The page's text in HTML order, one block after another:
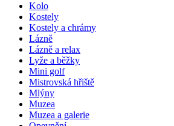
Kolo
Kostely
Kostely a chrámy
Lázně
Lázně a relax
Lyže a běžky
Mini golf
Mistrovská hřiště
Mlýny
Muzea
Muzea a galerie